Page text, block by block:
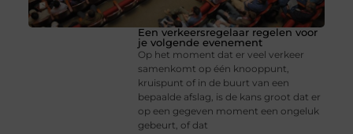
Een verkeersregelaar regelen voor
je volgende evenement
Op het moment dat er veel verkeer
samenkomt op één knooppunt,
kruispunt of in de buurt van een
bepaalde afslag, is de kans groot dat er
op een gegeven moment een ongeluk
gebeurt, of dat